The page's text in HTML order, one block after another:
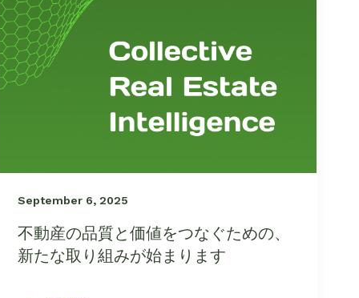
September 6, 2025
不動産の品質と価値をつなぐための、
新たな取り組みが始まります